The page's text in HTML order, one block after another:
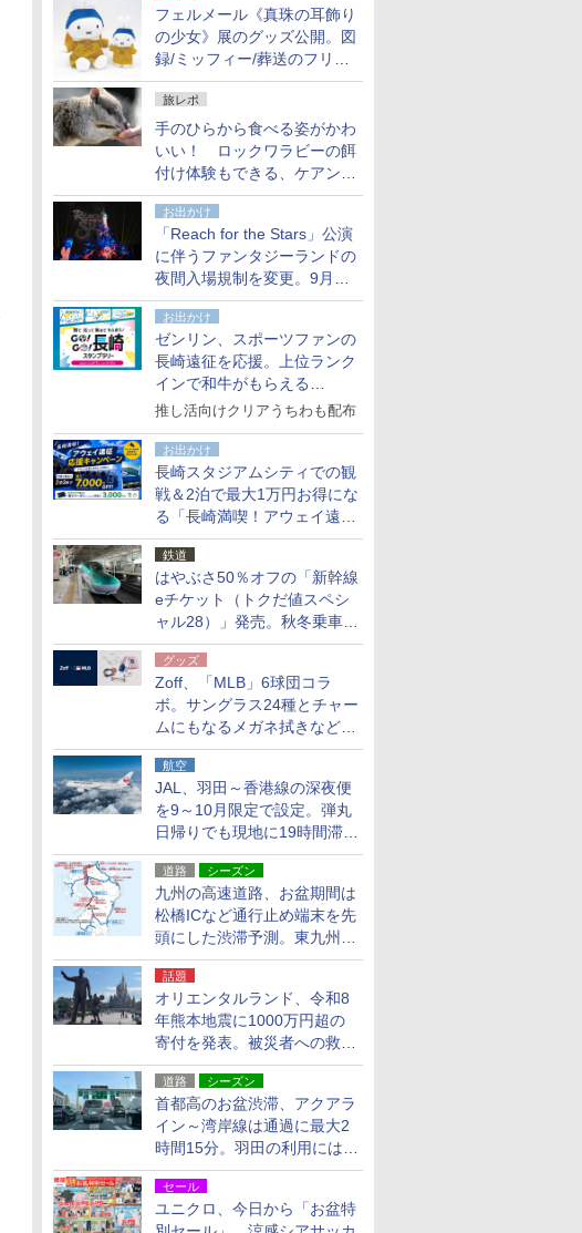
フェルメール《真珠の耳飾り
の少女》展のグッズ公開。図
録/ミッフィー/葬送のフリー
レンほか、注目ブランドコラ
ボが実現
旅レポ
手のひらから食べる姿がかわ
いい！ ロックワラビーの餌
付け体験もできる、ケアンズ
でアサートン高原の日本語ガ
イド付きツアーに参加してみ
た
お出かけ
「Reach for the Stars」公演
に伴うファンタジーランドの
夜間入場規制を変更。9月か
ら18時50分～20時ごろに
お出かけ
ゼンリン、スポーツファンの
長崎遠征を応援。上位ランク
インで和牛がもらえる
「GO！GO！長崎スタンプラ
推し活向けクリアうちわも配布
お出かけ
長崎スタジアムシティでの観
戦＆2泊で最大1万円お得にな
る「長崎満喫！アウェイ遠征
応援キャンペーン」
鉄道
はやぶさ50％オフの「新幹線
eチケット（トクだ値スペシ
ャル28）」発売。秋冬乗車
分、えきねっと限定
グッズ
Zoff、「MLB」6球団コラ
ボ。サングラス24種とチャー
ムにもなるメガネ拭きなど雑
貨24種
航空
JAL、羽田～香港線の深夜便
を9～10月限定で設定。弾丸
日帰りでも現地に19時間滞在
できる
道路 シーズン
九州の高速道路、お盆期間は
松橋ICなど通行止め端末を先
頭にした渋滞予測。東九州道
への迂回は料金調整を実施
話題
オリエンタルランド、令和8
年熊本地震に1000万円超の
寄付を発表。被災者への救援
活動・復旧支援
道路 シーズン
首都高のお盆渋滞、アクアラ
イン～湾岸線は通過に最大2
時間15分。羽田の利用には
「空港西出口」の利用検討を
セール
ユニクロ、今日から「お盆特